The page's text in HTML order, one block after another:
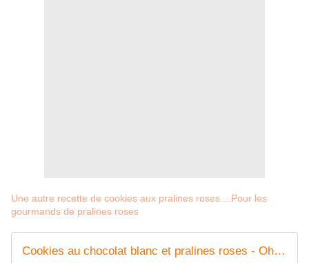
Une autre recette de cookies aux pralines roses....Pour les
gourmands de pralines roses
Cookies au chocolat blanc et pralines roses - Oh, la gourmande..